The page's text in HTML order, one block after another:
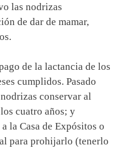
las nodrizas
de dar de mamar,
de la lactancia de los
cumplidos. Pasado
conservar al
cuatro años; y
la Casa de Expósitos o
para prohijarlo (tenerlo